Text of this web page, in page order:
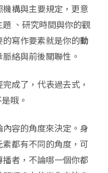
構與主要規定，更意
、研究時間與你的觀
寫作要素就是你的動
絡與前後關聯性。
成了，代表過去式，
哦。
容的角度來決定。身
都有不同的角度，可
者，不論哪一個你都